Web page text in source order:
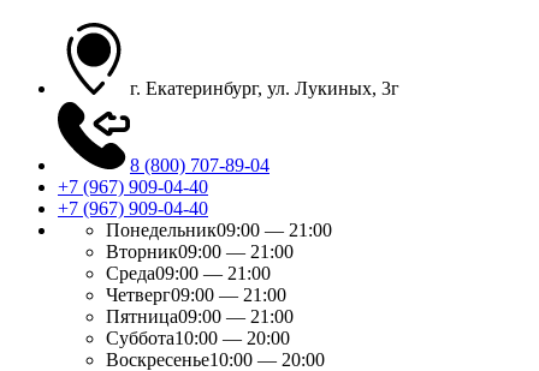
г. Екатеринбург, ул. Лукиных, 3г
8 (800) 707-89-04
+7 (967) 909-04-40
+7 (967) 909-04-40
Понедельник09:00 — 21:00
Вторник09:00 — 21:00
Среда09:00 — 21:00
Четверг09:00 — 21:00
Пятница09:00 — 21:00
Суббота10:00 — 20:00
Воскресенье10:00 — 20:00